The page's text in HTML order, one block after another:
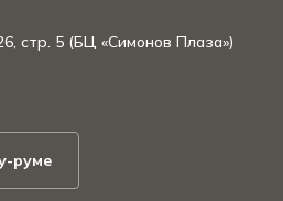
стр. 5 (БЦ «Симонов Плаза»)
руме